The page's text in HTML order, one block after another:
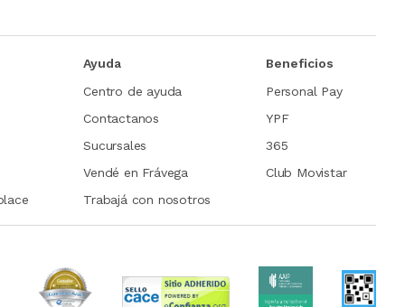
Ayuda
Centro de ayuda
Contactanos
Sucursales
Vendé en Frávega
Trabajá con nosotros
Beneficios
Personal Pay
YPF
365
Club Movistar